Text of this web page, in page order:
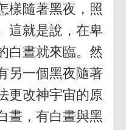
樣隨著黑夜，照
這就是說，在卑
白晝就來臨。然
另一個黑夜隨著
更改神宇宙的原
晝，有白晝與黑